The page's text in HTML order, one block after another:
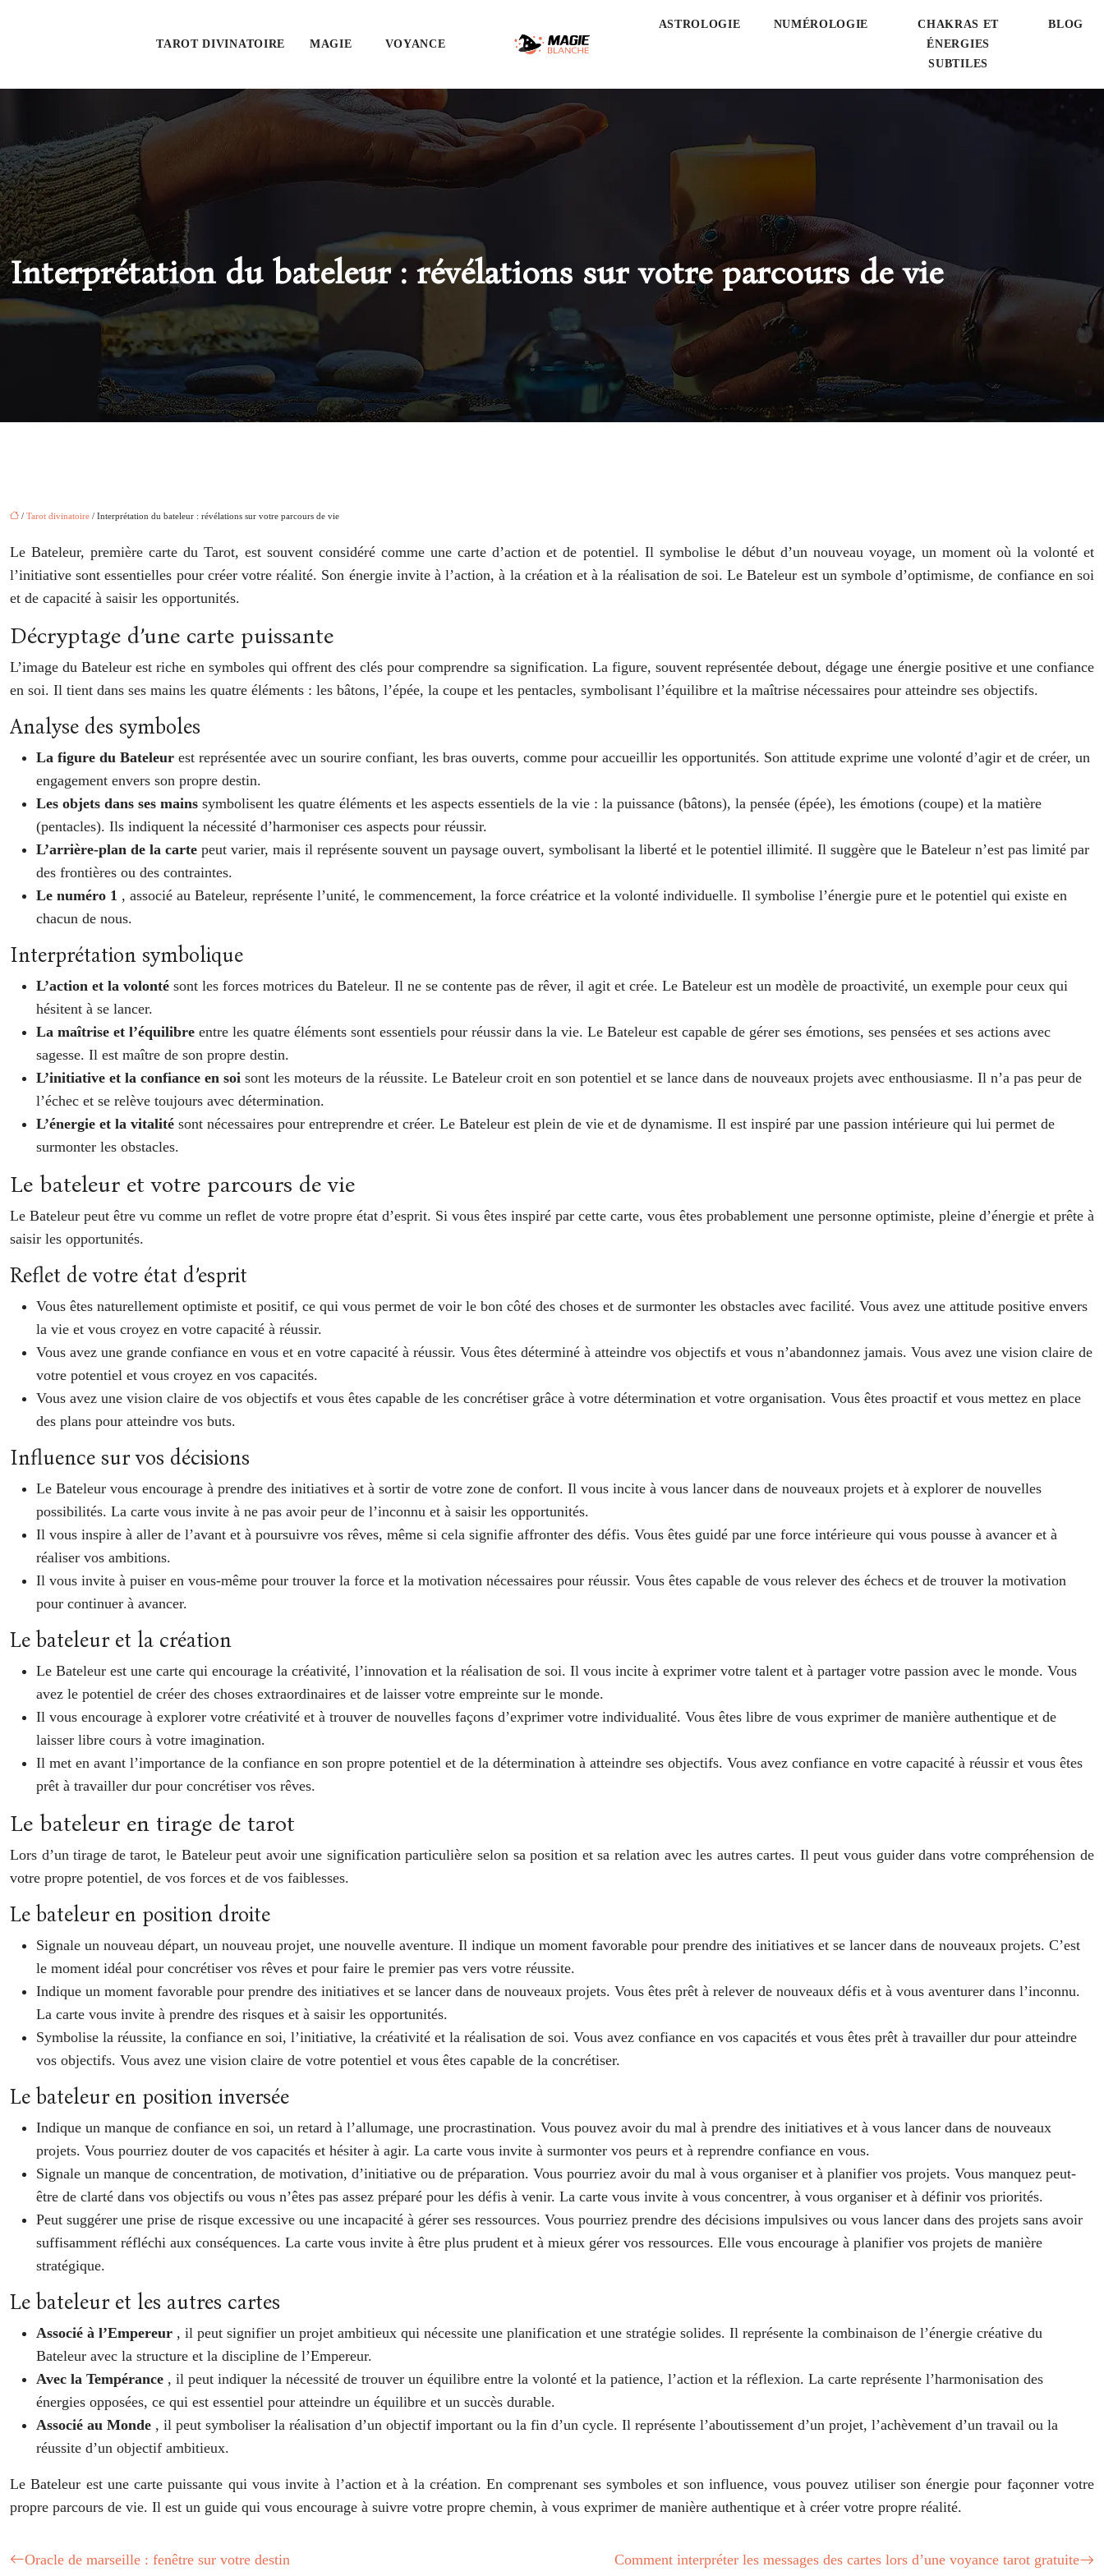
VOYANCE
MAGIE
TAROT DIVINATOIRE
ASTROLOGIE NUMÉROLOGIE
CHAKRAS ET
ÉNERGIES
SUBTILES
BLOG
Interprétation du bateleur : révélations sur votre parcours de vie
/ Tarot divinatoire / Interprétation du bateleur : révélations sur votre parcours de vie
Le Bateleur, première carte du Tarot, est souvent considéré comme une carte d’action et de potentiel. Il symbolise le début d’un nouveau voyage, un moment où la volonté et
l’initiative sont essentielles pour créer votre réalité. Son énergie invite à l’action, à la création et à la réalisation de soi. Le Bateleur est un symbole d’optimisme, de confiance en soi
et de capacité à saisir les opportunités.
Décryptage d’une carte puissante
L’image du Bateleur est riche en symboles qui offrent des clés pour comprendre sa signification. La figure, souvent représentée debout, dégage une énergie positive et une confiance
en soi. Il tient dans ses mains les quatre éléments : les bâtons, l’épée, la coupe et les pentacles, symbolisant l’équilibre et la maîtrise nécessaires pour atteindre ses objectifs.
Analyse des symboles
La figure du Bateleur est représentée avec un sourire confiant, les bras ouverts, comme pour accueillir les opportunités. Son attitude exprime une volonté d’agir et de créer, un
engagement envers son propre destin.
Les objets dans ses mains symbolisent les quatre éléments et les aspects essentiels de la vie : la puissance (bâtons), la pensée (épée), les émotions (coupe) et la matière
(pentacles). Ils indiquent la nécessité d’harmoniser ces aspects pour réussir.
L’arrière-plan de la carte peut varier, mais il représente souvent un paysage ouvert, symbolisant la liberté et le potentiel illimité. Il suggère que le Bateleur n’est pas limité par
des frontières ou des contraintes.
Le numéro 1 , associé au Bateleur, représente l’unité, le commencement, la force créatrice et la volonté individuelle. Il symbolise l’énergie pure et le potentiel qui existe en
chacun de nous.
Interprétation symbolique
L’action et la volonté sont les forces motrices du Bateleur. Il ne se contente pas de rêver, il agit et crée. Le Bateleur est un modèle de proactivité, un exemple pour ceux qui
hésitent à se lancer.
La maîtrise et l’équilibre entre les quatre éléments sont essentiels pour réussir dans la vie. Le Bateleur est capable de gérer ses émotions, ses pensées et ses actions avec
sagesse. Il est maître de son propre destin.
L’initiative et la confiance en soi sont les moteurs de la réussite. Le Bateleur croit en son potentiel et se lance dans de nouveaux projets avec enthousiasme. Il n’a pas peur de
l’échec et se relève toujours avec détermination.
L’énergie et la vitalité sont nécessaires pour entreprendre et créer. Le Bateleur est plein de vie et de dynamisme. Il est inspiré par une passion intérieure qui lui permet de
surmonter les obstacles.
Le bateleur et votre parcours de vie
Le Bateleur peut être vu comme un reflet de votre propre état d’esprit. Si vous êtes inspiré par cette carte, vous êtes probablement une personne optimiste, pleine d’énergie et prête à
saisir les opportunités.
Reflet de votre état d’esprit
Vous êtes naturellement optimiste et positif, ce qui vous permet de voir le bon côté des choses et de surmonter les obstacles avec facilité. Vous avez une attitude positive envers
la vie et vous croyez en votre capacité à réussir.
Vous avez une grande confiance en vous et en votre capacité à réussir. Vous êtes déterminé à atteindre vos objectifs et vous n’abandonnez jamais. Vous avez une vision claire de
votre potentiel et vous croyez en vos capacités.
Vous avez une vision claire de vos objectifs et vous êtes capable de les concrétiser grâce à votre détermination et votre organisation. Vous êtes proactif et vous mettez en place
des plans pour atteindre vos buts.
Influence sur vos décisions
Le Bateleur vous encourage à prendre des initiatives et à sortir de votre zone de confort. Il vous incite à vous lancer dans de nouveaux projets et à explorer de nouvelles
possibilités. La carte vous invite à ne pas avoir peur de l’inconnu et à saisir les opportunités.
Il vous inspire à aller de l’avant et à poursuivre vos rêves, même si cela signifie affronter des défis. Vous êtes guidé par une force intérieure qui vous pousse à avancer et à
réaliser vos ambitions.
Il vous invite à puiser en vous-même pour trouver la force et la motivation nécessaires pour réussir. Vous êtes capable de vous relever des échecs et de trouver la motivation
pour continuer à avancer.
Le bateleur et la création
Le Bateleur est une carte qui encourage la créativité, l’innovation et la réalisation de soi. Il vous incite à exprimer votre talent et à partager votre passion avec le monde. Vous
avez le potentiel de créer des choses extraordinaires et de laisser votre empreinte sur le monde.
Il vous encourage à explorer votre créativité et à trouver de nouvelles façons d’exprimer votre individualité. Vous êtes libre de vous exprimer de manière authentique et de
laisser libre cours à votre imagination.
Il met en avant l’importance de la confiance en son propre potentiel et de la détermination à atteindre ses objectifs. Vous avez confiance en votre capacité à réussir et vous êtes
prêt à travailler dur pour concrétiser vos rêves.
Le bateleur en tirage de tarot
Lors d’un tirage de tarot, le Bateleur peut avoir une signification particulière selon sa position et sa relation avec les autres cartes. Il peut vous guider dans votre compréhension de
votre propre potentiel, de vos forces et de vos faiblesses.
Le bateleur en position droite
Signale un nouveau départ, un nouveau projet, une nouvelle aventure. Il indique un moment favorable pour prendre des initiatives et se lancer dans de nouveaux projets. C’est
le moment idéal pour concrétiser vos rêves et pour faire le premier pas vers votre réussite.
Indique un moment favorable pour prendre des initiatives et se lancer dans de nouveaux projets. Vous êtes prêt à relever de nouveaux défis et à vous aventurer dans l’inconnu.
La carte vous invite à prendre des risques et à saisir les opportunités.
Symbolise la réussite, la confiance en soi, l’initiative, la créativité et la réalisation de soi. Vous avez confiance en vos capacités et vous êtes prêt à travailler dur pour atteindre
vos objectifs. Vous avez une vision claire de votre potentiel et vous êtes capable de la concrétiser.
Le bateleur en position inversée
Indique un manque de confiance en soi, un retard à l’allumage, une procrastination. Vous pouvez avoir du mal à prendre des initiatives et à vous lancer dans de nouveaux
projets. Vous pourriez douter de vos capacités et hésiter à agir. La carte vous invite à surmonter vos peurs et à reprendre confiance en vous.
Signale un manque de concentration, de motivation, d’initiative ou de préparation. Vous pourriez avoir du mal à vous organiser et à planifier vos projets. Vous manquez peut-
être de clarté dans vos objectifs ou vous n’êtes pas assez préparé pour les défis à venir. La carte vous invite à vous concentrer, à vous organiser et à définir vos priorités.
Peut suggérer une prise de risque excessive ou une incapacité à gérer ses ressources. Vous pourriez prendre des décisions impulsives ou vous lancer dans des projets sans avoir
suffisamment réfléchi aux conséquences. La carte vous invite à être plus prudent et à mieux gérer vos ressources. Elle vous encourage à planifier vos projets de manière
stratégique.
Le bateleur et les autres cartes
Associé à l’Empereur , il peut signifier un projet ambitieux qui nécessite une planification et une stratégie solides. Il représente la combinaison de l’énergie créative du
Bateleur avec la structure et la discipline de l’Empereur.
Avec la Tempérance , il peut indiquer la nécessité de trouver un équilibre entre la volonté et la patience, l’action et la réflexion. La carte représente l’harmonisation des
énergies opposées, ce qui est essentiel pour atteindre un équilibre et un succès durable.
Associé au Monde , il peut symboliser la réalisation d’un objectif important ou la fin d’un cycle. Il représente l’aboutissement d’un projet, l’achèvement d’un travail ou la
réussite d’un objectif ambitieux.
Le Bateleur est une carte puissante qui vous invite à l’action et à la création. En comprenant ses symboles et son influence, vous pouvez utiliser son énergie pour façonner votre
propre parcours de vie. Il est un guide qui vous encourage à suivre votre propre chemin, à vous exprimer de manière authentique et à créer votre propre réalité.
Oracle de marseille : fenêtre sur votre destin
Comment interpréter les messages des cartes lors d’une voyance tarot gratuite